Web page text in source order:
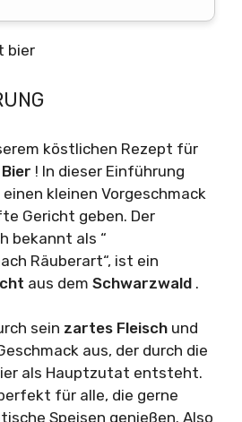
köstlichen Rezept für
Bier ! In dieser Einführung
kleinen Vorgeschmack
Gericht geben. Der
bekannt als “
Räuberart“, ist ein
aus dem Schwarzwald .
sein zartes Fleisch und
aus, der durch die
als Hauptzutat entsteht.
für alle, die gerne
Speisen genießen. Also